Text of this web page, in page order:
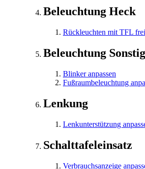
Beleuchtung Heck
Rückleuchten mit TFL
Beleuchtung
Blinker anpassen
Fußraumbeleuchtung
Lenkung
Lenkunterstützung
Schalttafeleinsatz
Verbrauchsanzeige